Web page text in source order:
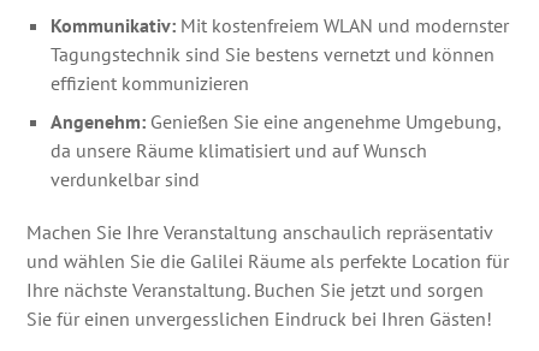
Kommunikativ: Mit kostenfreiem WLAN und modernster
Tagungstechnik sind Sie bestens vernetzt und können
effizient kommunizieren
Angenehm: Genießen Sie eine angenehme Umgebung,
da unsere Räume klimatisiert und auf Wunsch
verdunkelbar sind
Machen Sie Ihre Veranstaltung anschaulich repräsentativ
und wählen Sie die Galilei Räume als perfekte Location für
Ihre nächste Veranstaltung. Buchen Sie jetzt und sorgen
Sie für einen unvergesslichen Eindruck bei Ihren Gästen!